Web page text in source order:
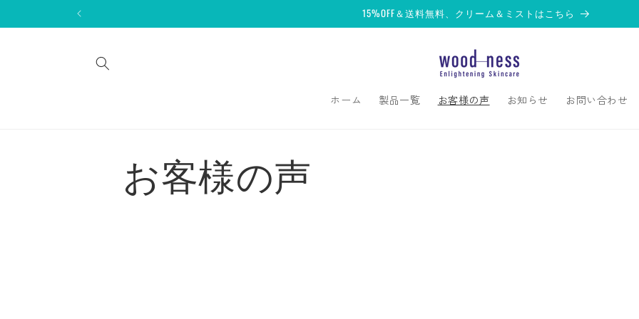
進む
15%OFF＆送料無料、クリーム＆ミストはこちら
ホーム 製品一覧 お客様の声 お知らせ お問い合わせ
お客様の声